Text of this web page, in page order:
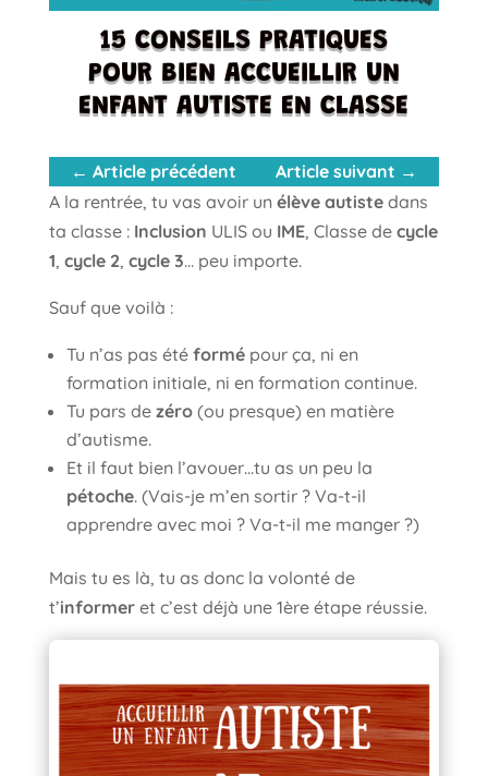
15 CONSEILS PRATIQUES
POUR BIEN ACCUEILLIR UN
ENFANT AUTISTE EN CLASSE
← Article précédent Article suivant →
A la rentrée, tu vas avoir un élève autistedans
ta classe : Inclusion ULIS ou IME, Classe de cycle
1, cycle 2, cycle 3… peu importe.
Sauf que voilà :
Tu n’as pas été formépour ça, ni en
formation initiale, ni en formation continue.
Tu pars de zéro(ou presque) en matière
d’autisme.
Et il faut bien l’avouer…tu as un peu la
pétoche. (Vais-je m’en sortir ? Va-t-il
apprendre avec moi ? Va-t-il me manger ?)
Mais tu es là, tu as donc la volonté de
t’informeret c’est déjà une 1ère étape réussie.